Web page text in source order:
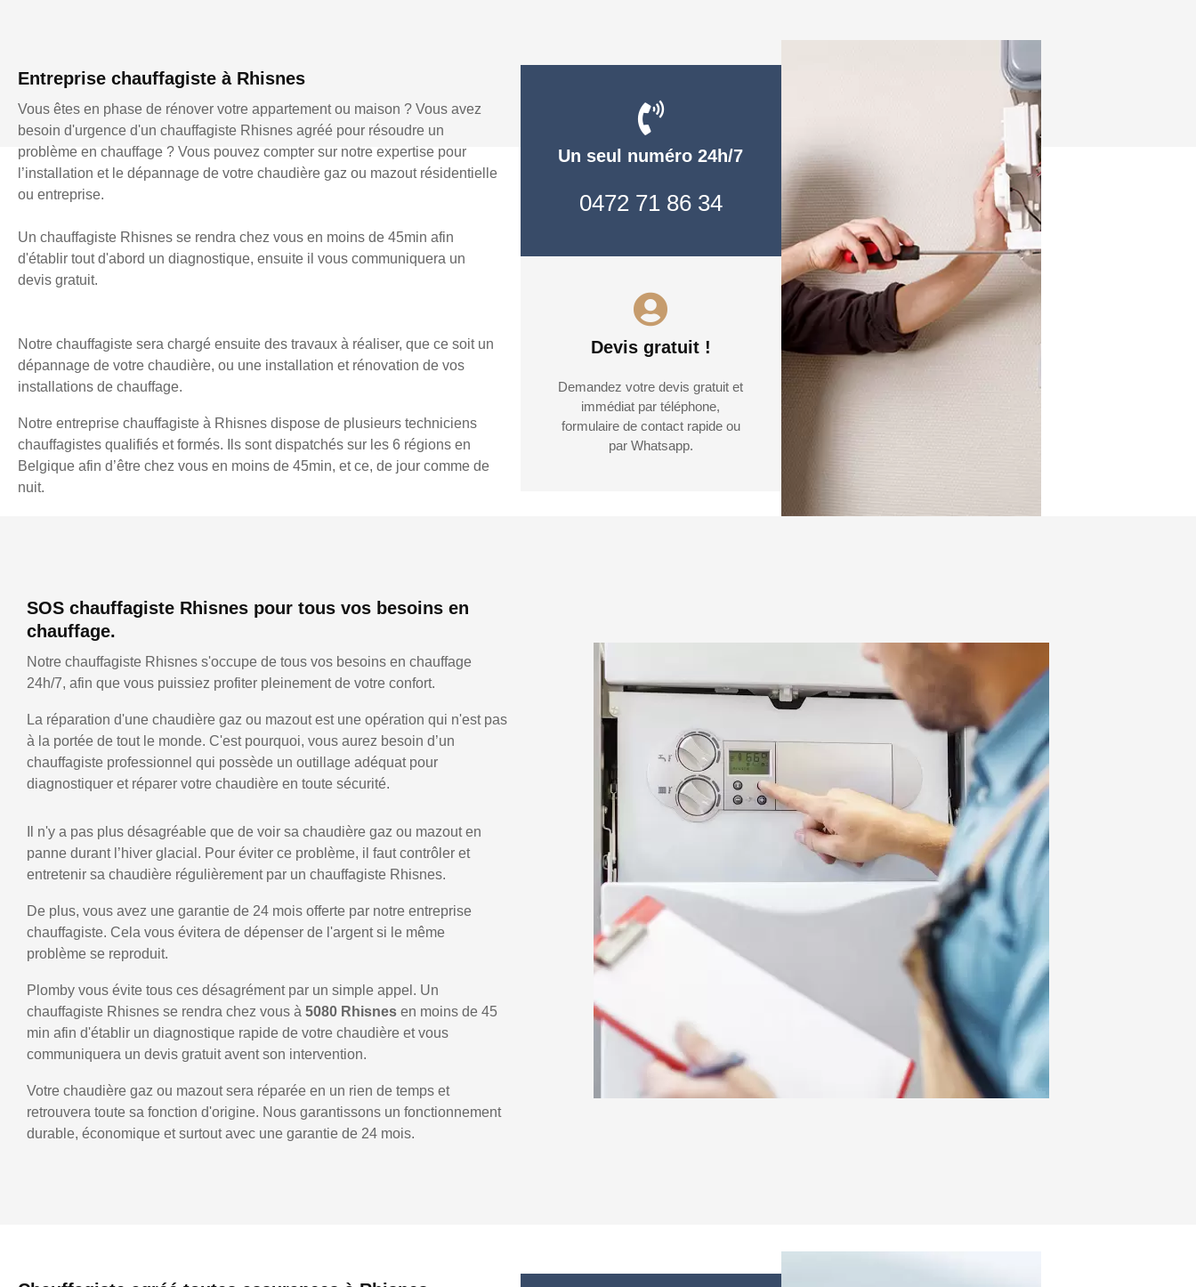
Entreprise chauffagiste à Rhisnes
Vous êtes en phase de rénover votre appartement ou maison ? Vous avez
besoin d'urgence d'un chauffagiste Rhisnes agréé pour résoudre un
problème en chauffage ? Vous pouvez compter sur notre expertise pour
l’installation et le dépannage de votre chaudière gaz ou mazout résidentielle
ou entreprise.
Un chauffagiste Rhisnes se rendra chez vous en moins de 45min afin
d'établir tout d'abord un diagnostique, ensuite il vous communiquera un
devis gratuit.
Notre chauffagiste sera chargé ensuite des travaux à réaliser, que ce soit un
dépannage de votre chaudière, ou une installation et rénovation de vos
installations de chauffage.
Notre entreprise chauffagiste à Rhisnes dispose de plusieurs techniciens
chauffagistes qualifiés et formés. Ils sont dispatchés sur les 6 régions en
Belgique afin d’être chez vous en moins de 45min, et ce, de jour comme de
nuit.
Un seul numéro 24h/7
0472 71 86 34
Devis gratuit !
Demandez votre devis gratuit et
immédiat par téléphone,
formulaire de contact rapide ou
par Whatsapp.
SOS chauffagiste Rhisnes pour tous vos besoins en
chauffage.
Notre chauffagiste Rhisnes s'occupe de tous vos besoins en chauffage
24h/7, afin que vous puissiez profiter pleinement de votre confort.
La réparation d'une chaudière gaz ou mazout est une opération qui n'est pas
à la portée de tout le monde. C'est pourquoi, vous aurez besoin d’un
chauffagiste professionnel qui possède un outillage adéquat pour
diagnostiquer et réparer votre chaudière en toute sécurité.
Il n'y a pas plus désagréable que de voir sa chaudière gaz ou mazout en
panne durant l’hiver glacial. Pour éviter ce problème, il faut contrôler et
entretenir sa chaudière régulièrement par un chauffagiste Rhisnes.
De plus, vous avez une garantie de 24 mois offerte par notre entreprise
chauffagiste. Cela vous évitera de dépenser de l'argent si le même
problème se reproduit.
Plomby vous évite tous ces désagrément par un simple appel. Un
chauffagiste Rhisnes se rendra chez vous à 5080 Rhisnes en moins de 45
min afin d'établir un diagnostique rapide de votre chaudière et vous
communiquera un devis gratuit avent son intervention.
Votre chaudière gaz ou mazout sera réparée en un rien de temps et
retrouvera toute sa fonction d'origine. Nous garantissons un fonctionnement
durable, économique et surtout avec une garantie de 24 mois.